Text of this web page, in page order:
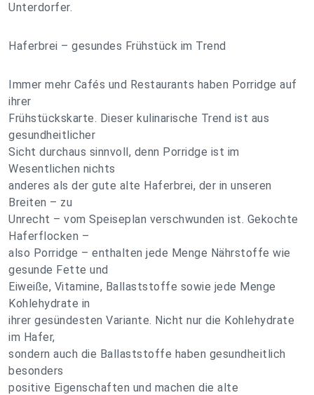
Unterdorfer.
Haferbrei – gesundes Frühstück im Trend
Immer mehr Cafés und Restaurants haben Porridge auf
ihrer
Frühstückskarte. Dieser kulinarische Trend ist aus
gesundheitlicher
Sicht durchaus sinnvoll, denn Porridge ist im
Wesentlichen nichts
anderes als der gute alte Haferbrei, der in unseren
Breiten – zu
Unrecht – vom Speiseplan verschwunden ist. Gekochte
Haferflocken –
also Porridge – enthalten jede Menge Nährstoffe wie
gesunde Fette und
Eiweiße, Vitamine, Ballaststoffe sowie jede Menge
Kohlehydrate in
ihrer gesündesten Variante. Nicht nur die Kohlehydrate
im Hafer,
sondern auch die Ballaststoffe haben gesundheitlich
besonders
positive Eigenschaften und machen die alte